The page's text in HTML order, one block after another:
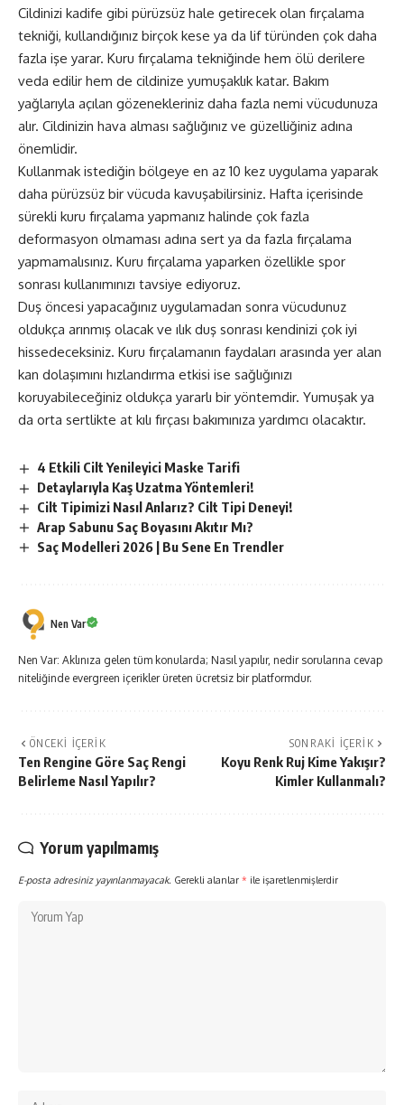
Cildinizi kadife gibi pürüzsüz hale getirecek olan fırçalama
tekniği, kullandığınız birçok kese ya da lif türünden çok daha
fazla işe yarar. Kuru fırçalama tekniğinde hem ölü derilere
veda edilir hem de cildinize yumuşaklık katar. Bakım
yağlarıyla açılan gözenekleriniz daha fazla nemi vücudunuza
alır. Cildinizin hava alması sağlığınız ve güzelliğiniz adına
önemlidir.
Kullanmak istediğin bölgeye en az 10 kez uygulama yaparak
daha pürüzsüz bir vücuda kavuşabilirsiniz. Hafta içerisinde
sürekli kuru fırçalama yapmanız halinde çok fazla
deformasyon olmaması adına sert ya da fazla fırçalama
yapmamalısınız. Kuru fırçalama yaparken özellikle spor
sonrası kullanımınızı tavsiye ediyoruz.
Duş öncesi yapacağınız uygulamadan sonra vücudunuz
oldukça arınmış olacak ve ılık duş sonrası kendinizi çok iyi
hissedeceksiniz. Kuru fırçalamanın faydaları arasında yer alan
kan dolaşımını hızlandırma etkisi ise sağlığınızı
koruyabileceğiniz oldukça yararlı bir yöntemdir. Yumuşak ya
da orta sertlikte at kılı fırçası bakımınıza yardımcı olacaktır.
4 Etkili Cilt Yenileyici Maske Tarifi
Detaylarıyla Kaş Uzatma Yöntemleri!
Cilt Tipimizi Nasıl Anlarız? Cilt Tipi Deneyi!
Arap Sabunu Saç Boyasını Akıtır Mı?
Saç Modelleri 2026 | Bu Sene En Trendler
Nen Var
Nen Var: Aklınıza gelen tüm konularda; Nasıl yapılır, nedir sorularına cevap
niteliğinde evergreen içerikler üreten ücretsiz bir platformdur.
ÖNCEKI İÇERIK
Ten Rengine Göre Saç Rengi
Belirleme Nasıl Yapılır?
SONRAKI İÇERIK
Koyu Renk Ruj Kime Yakışır?
Kimler Kullanmalı?
Yorum yapılmamış
E-posta adresiniz yayınlanmayacak. Gerekli alanlar * ile işaretlenmişlerdir